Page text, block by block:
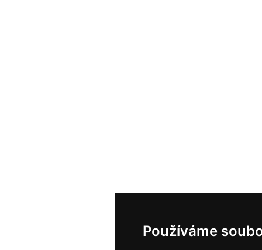
Používáme